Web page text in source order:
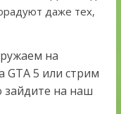
даже тех,
на
5 или стрим
зайдите на наш